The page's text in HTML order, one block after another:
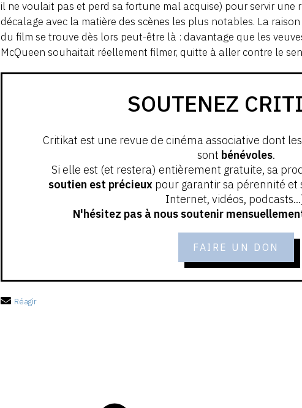
il ne voulait pas et perd sa fortune mal acquise) pour servir
décalage avec la matière des scènes les plus notables. La
du film se trouve dès lors peut-être là : davantage que les
McQueen souhaitait réellement filmer, quitte à aller contre le
SOUTENEZ
Critikat est une revue de cinéma associative dont
sont bénévoles.
Si elle est (et restera) entièrement gratuite, sa
soutien est précieux pour garantir sa pérennité
Internet, vidéos,
N'hésitez pas à nous soutenir
FAIRE UN DON
Réagir